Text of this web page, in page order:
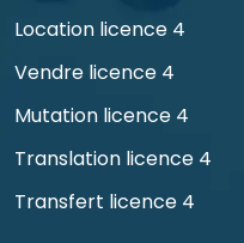
Location licence 4
Vendre licence 4
Mutation licence 4
Translation licence 4
Transfert licence 4